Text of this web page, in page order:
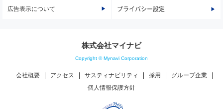
広告表示について プライバシー設定
株式会社マイナビ
Copyright © Mynavi Corporation
会社概要 アクセス サスティナビリティ 採用
グループ企業
個人情報保護方針